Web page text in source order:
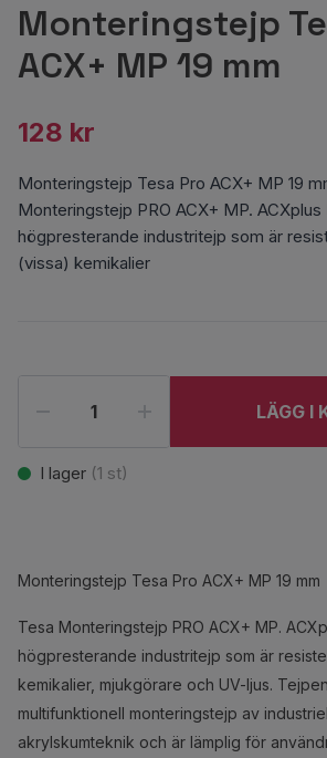
Monteringstejp
ACX+ MP 19 mm
128 kr
Monteringstejp Tesa Pro ACX+ MP 19
Monteringstejp PRO ACX+ MP. ACXplus
högpresterande industritejp som är
(vissa) kemikalier
LÄGG I
I lager (1 st)
Monteringstejp Tesa Pro ACX+ MP 19 mm
Tesa Monteringstejp PRO ACX+ MP.
högpresterande industritejp som är
kemikalier, mjukgörare och UV-ljus.
multifunktionell monteringstejp av
akrylskumteknik och är lämplig för